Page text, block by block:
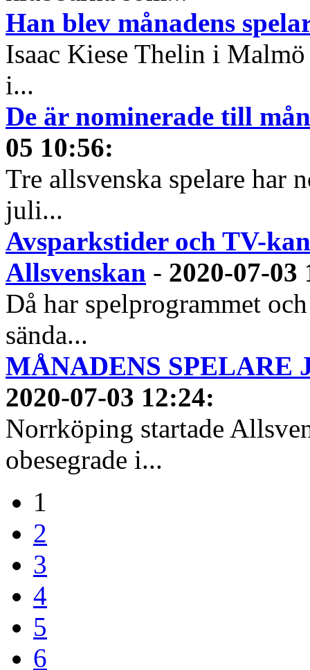
Han blev månadens
Isaac Kiese Thelin i
i...
De är nominerade till
05 10:56:
Tre allsvenska spelare har
juli...
Avsparkstider och TV-
Allsvenskan - 2020-07-03
Då har spelprogrammet
sända...
MÅNADENS SPELARE
2020-07-03 12:24:
Norrköping startade
obesegrade i...
1
2
3
4
5
6